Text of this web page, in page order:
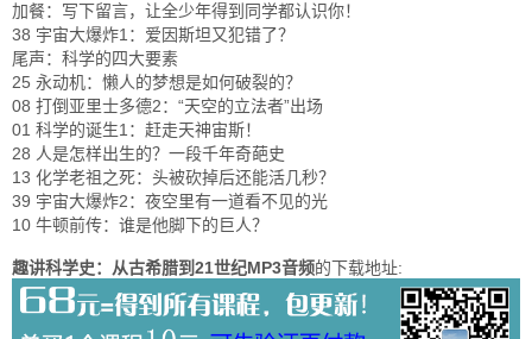
加餐：写下留言，让全少年得到同学都认识你！
38 宇宙大爆炸1：爱因斯坦又犯错了？
尾声：科学的四大要素
25 永动机：懒人的梦想是如何破裂的？
08 打倒亚里士多德2：“天空的立法者”出场
01 科学的诞生1：赶走天神宙斯！
28 人是怎样出生的？一段千年奇葩史
13 化学老祖之死：头被砍掉后还能活几秒？
39 宇宙大爆炸2：夜空里有一道看不见的光
10 牛顿前传：谁是他脚下的巨人？
趣讲科学史：从古希腊到21世纪MP3音频的下载地址: